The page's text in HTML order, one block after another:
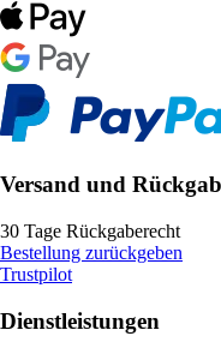
Versand und
30 Tage Rückgaberecht
Bestellung zurückgeben
Trustpilot
Dienstleistungen